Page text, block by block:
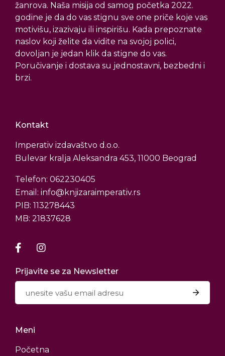
žanrova. Naša misija od samog početka 2022.
godine je da do vas stignu sve one priče koje vas
motivišu, izazivaju ili inspirišu. Kada prepoznate
naslov koji želite da vidite na svojoj polici,
dovoljan je jedan klik da stigne do vas.
Poručivanje i dostava su jednostavni, bezbedni i
brzi.
Kontakt
Imperativ izdavaštvo d.o.o.
Bulevar kralja Aleksandra 453, 11000 Beograd
Telefon: 062230405
Email: info@knjizaraimperativ.rs
PIB: 113278443
MB: 21837628
Prijavite se za Newsletter
Meni
Početna